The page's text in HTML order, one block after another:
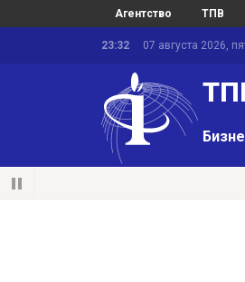
Агентство ТПВ
23:32 07 августа 2026,